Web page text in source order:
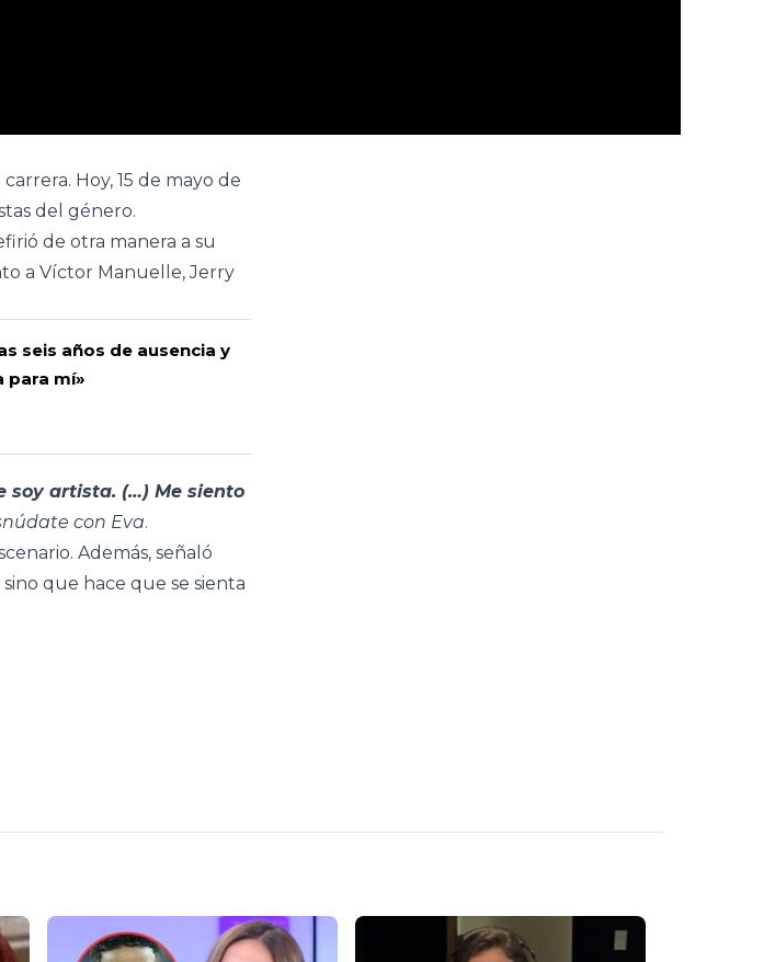
Hoy, 15 de mayo de
del género.
de otra manera a su
a Víctor Manuelle, Jerry
seis años de ausencia y
para mí»
soy artista. (…) Me siento
con Eva.
Además, señaló
que hace que se sienta